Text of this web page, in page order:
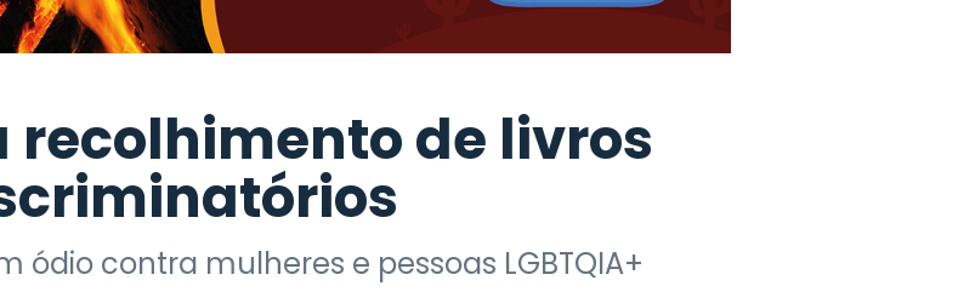
recolhimento de livros
ódio contra mulheres e pessoas LGBTQIA+